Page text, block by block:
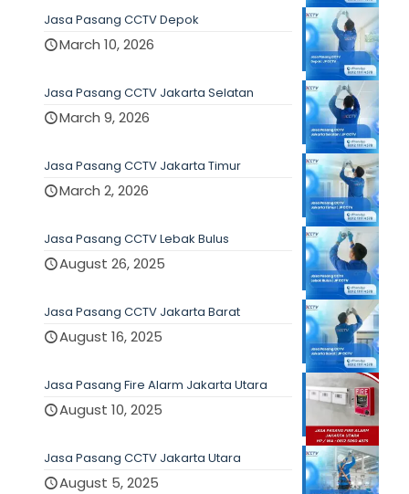
Jasa Pasang CCTV Depok
March 10, 2026
Jasa Pasang CCTV Jakarta Selatan
March 9, 2026
Jasa Pasang CCTV Jakarta Timur
March 2, 2026
Jasa Pasang CCTV Lebak Bulus
August 26, 2025
Jasa Pasang CCTV Jakarta Barat
August 16, 2025
Jasa Pasang Fire Alarm Jakarta Utara
August 10, 2025
Jasa Pasang CCTV Jakarta Utara
August 5, 2025